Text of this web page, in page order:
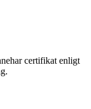
certifikat enligt